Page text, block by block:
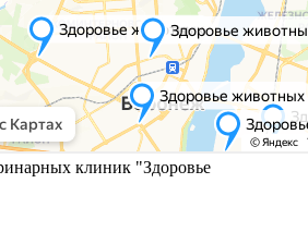
клиник "Здоровье